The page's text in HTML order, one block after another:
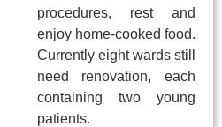
procedures, rest and
enjoy home-cooked food.
Currently eight wards still
need renovation, each
containing two young
patients.